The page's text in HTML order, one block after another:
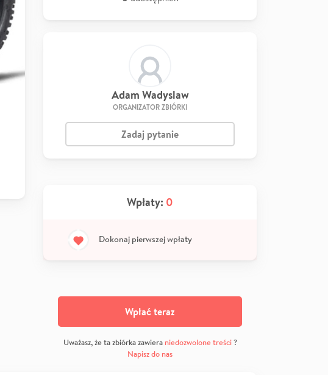
Adam Wadyslaw
ORGANIZATOR ZBIÓRKI
Zadaj pytanie
Wpłaty: 0
Dokonaj pierwszej wpłaty
Wpłać teraz
Uważasz, że ta zbiórka zawiera niedozwolone treści?
Napisz do nas